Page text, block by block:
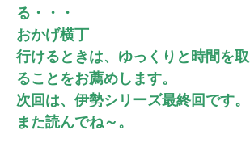
る・・・
おかげ横丁
行けるときは、ゆっくりと時間を
ることをお薦めします。
次回は、伊勢シリーズ最終回です。
また読んでね～。